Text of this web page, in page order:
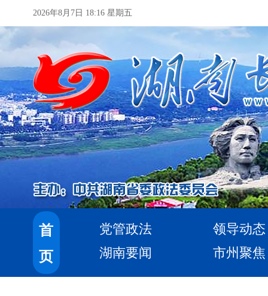
2026年8月7日 18:16 星期五
首
页
党管政法
领导动态
湖南要闻
市州聚焦